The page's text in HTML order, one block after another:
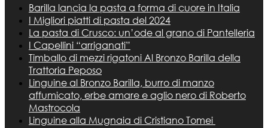
Barilla lancia la pasta a forma di cuore in Italia
I Migliori piatti di pasta del 2024
La pasta di Crusco: un’ode al grano di Pantelleria
I Capellini “arriganati”
Timballo di mezzi rigatoni Al Bronzo Barilla della
Trattoria Peposo
Linguine al Bronzo Barilla, burro di manzo
affumicato, erbe amare e aglio nero di Roberto
Mastrocola
Linguine alla Mugnaia di Cristiano Tomei